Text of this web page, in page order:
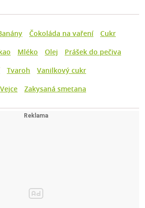
Čokoláda na vaření
Cukr
Mléko Olej
Prášek do pečiva
Tvaroh
Vanilkový cukr
Vejce Zakysaná smetana